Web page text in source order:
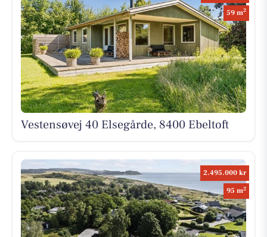
59 m2
Vestensøvej 40 Elsegårde, 8400 Ebeltoft
2.495.000 kr
95 m2